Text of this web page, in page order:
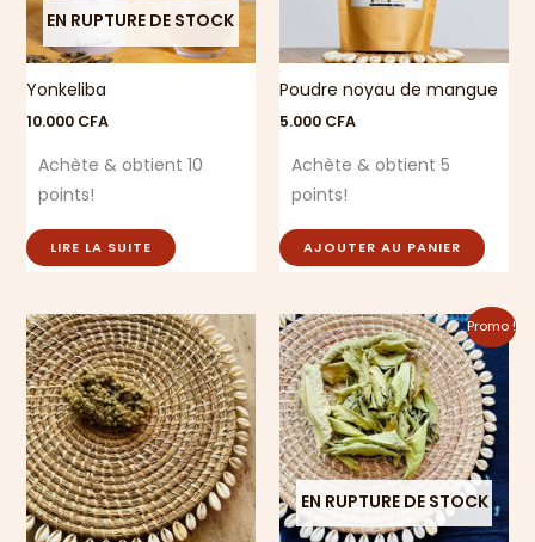
EN RUPTURE DE STOCK
Yonkeliba
10.000 CFA
Achète & obtient 10
points!
LIRE LA SUITE
Poudre noyau de mangue
5.000 CFA
Achète & obtient 5
points!
AJOUTER AU PANIER
Promo !
EN RUPTURE DE STOCK
Le
prix
initial
était :
5.000 CFA.
Le
prix
actuel
est :
3.000 CFA.